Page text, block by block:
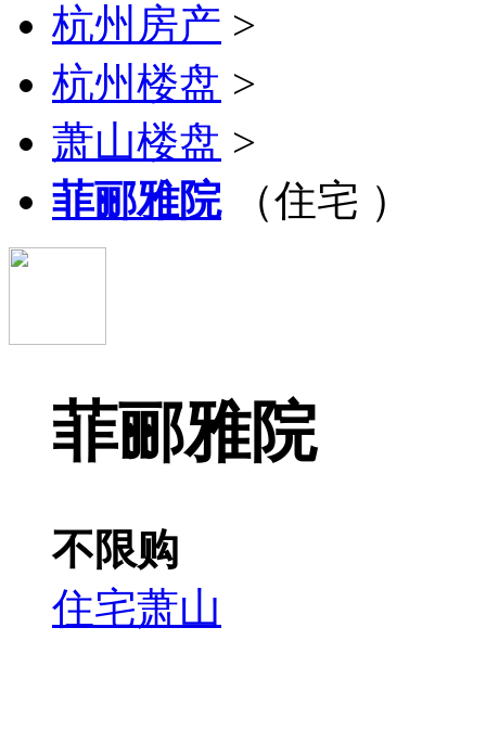
杭州房产 >
杭州楼盘 >
萧山楼盘 >
菲郦雅院（住宅 ）
菲郦雅院
不限购
住宅萧山